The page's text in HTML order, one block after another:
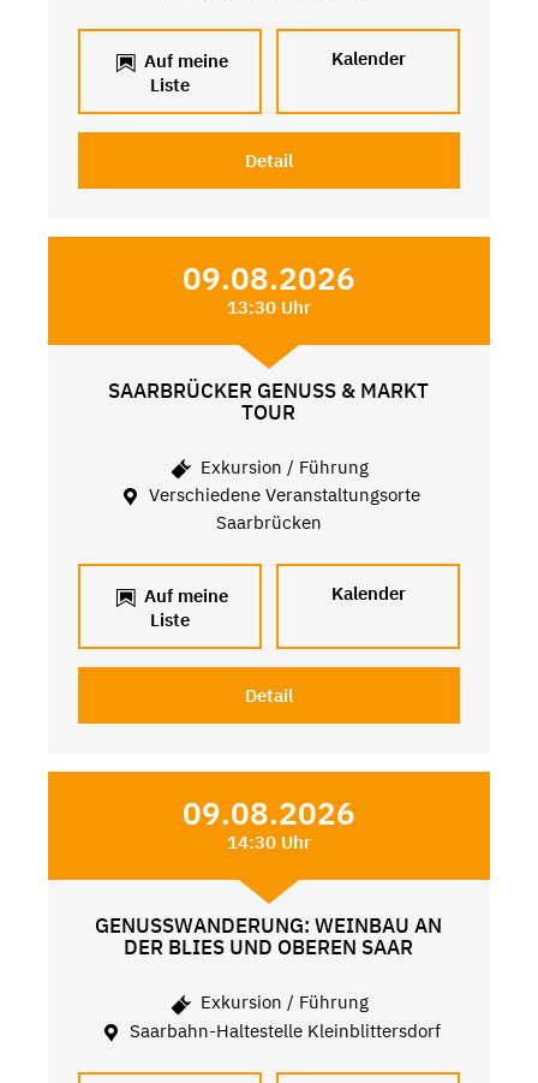
Auf meine
Liste
Kalender
Detail
09.08.2026
13:30 Uhr
SAARBRÜCKER GENUSS & MARKT
TOUR
Exkursion / Führung
Verschiedene Veranstaltungsorte
Saarbrücken
Auf meine
Liste
Kalender
Detail
09.08.2026
14:30 Uhr
GENUSSWANDERUNG: WEINBAU AN
DER BLIES UND OBEREN SAAR
Exkursion / Führung
Saarbahn-Haltestelle Kleinblittersdorf